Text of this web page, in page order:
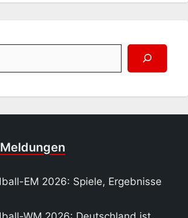
EM 2026: Spiele, Ergebnisse